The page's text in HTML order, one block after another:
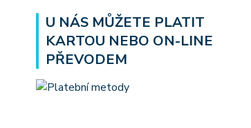
U NÁS MŮŽETE PLATIT
KARTOU NEBO ON-LINE
PŘEVODEM